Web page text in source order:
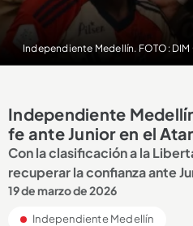
Independiente Medellín. FOTO: DIM
Independiente
fe ante Junior en el
Con la clasificación a la
recuperar la confianza ante
19 de marzo de 2026
Independiente Medellín